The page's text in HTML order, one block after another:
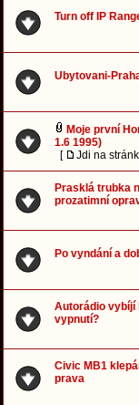
Turn off IP
Ubytovani-
Moje první
1.6 1995)
[
Jdi na
Prasklá trubka
prozatimní
Po vyndání a
Autorádio vybíjí
vypnutí?
Civic MB1
prava